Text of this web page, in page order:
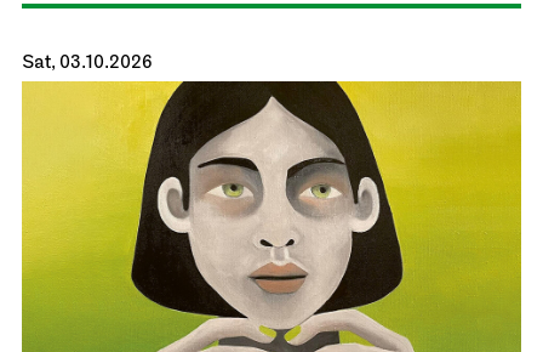
Sat, 03.10.2026